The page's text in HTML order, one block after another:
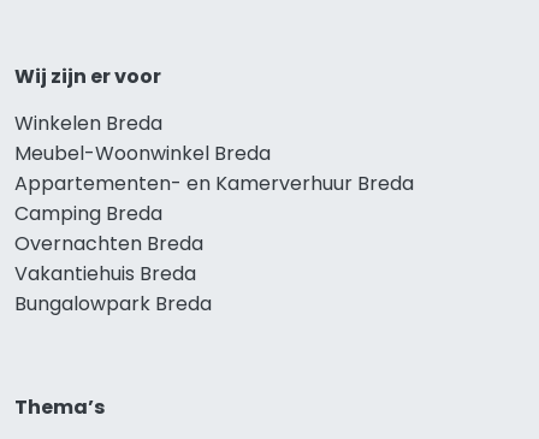
Wij zijn er voor
Winkelen Breda
Meubel-Woonwinkel Breda
Appartementen- en Kamerverhuur Breda
Camping Breda
Overnachten Breda
Vakantiehuis Breda
Bungalowpark Breda
Thema’s